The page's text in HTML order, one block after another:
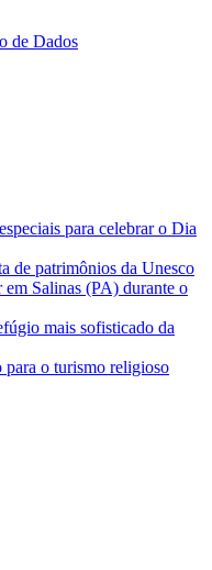
de Dados
para celebrar o Dia
de patrimônios da Unesco
Salinas (PA) durante o
mais sofisticado da
para o turismo religioso